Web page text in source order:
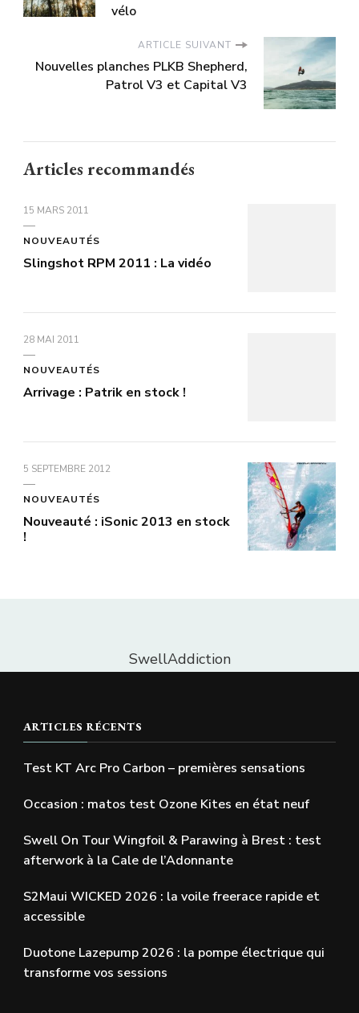
vélo
ARTICLE SUIVANT
Nouvelles planches PLKB Shepherd,
Patrol V3 et Capital V3
Articles recommandés
15 MARS 2011
NOUVEAUTÉS
Slingshot RPM 2011 : La vidéo
28 MAI 2011
NOUVEAUTÉS
Arrivage : Patrik en stock !
5 SEPTEMBRE 2012
NOUVEAUTÉS
Nouveauté : iSonic 2013 en stock
!
SwellAddiction
ARTICLES RÉCENTS
Test KT Arc Pro Carbon – premières sensations
Occasion : matos test Ozone Kites en état neuf
Swell On Tour Wingfoil & Parawing à Brest : test
afterwork à la Cale de l’Adonnante
S2Maui WICKED 2026 : la voile freerace rapide et
accessible
Duotone Lazepump 2026 : la pompe électrique qui
transforme vos sessions